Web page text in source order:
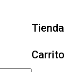
Tienda
Carrito